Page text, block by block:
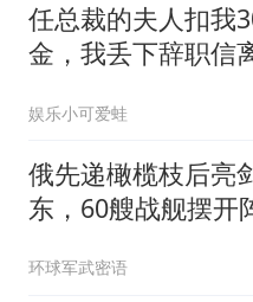
任总裁的夫人扣我
金，我丢下辞职信
你签约
娱乐小可爱蛙
俄先递橄榄枝后亮
东，60艘战舰摆开
环球军武密语